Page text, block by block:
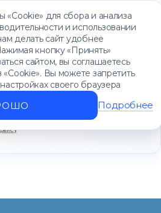
«Cookie» для сбора и анализа
и использовании
делать сайт удобнее
кнопку «Принять»
сайтом, вы соглашаетесь
Вы можете запретить
своего браузера
Подробнее